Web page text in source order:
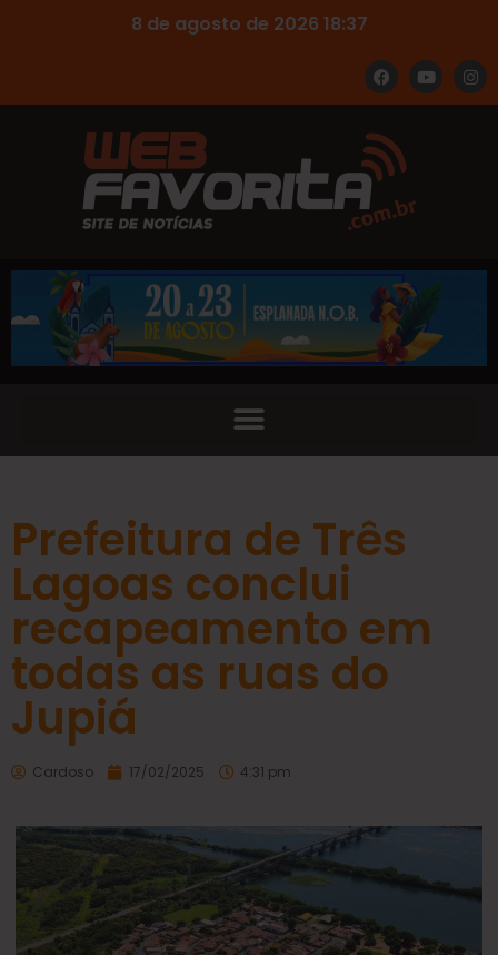
8 de agosto de 2026 18:37
Prefeitura de Três
Lagoas conclui
recapeamento em
todas as ruas do
Jupiá
Cardoso 17/02/2025 4:31 pm